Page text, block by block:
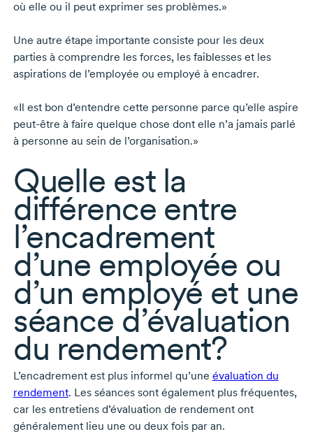
où elle ou il peut exprimer ses problèmes.»
Une autre étape importante consiste pour les deux
parties à comprendre les forces, les faiblesses et les
aspirations de l’employée ou employé à encadrer.
«Il est bon d’entendre cette personne parce qu’elle aspire
peut-être à faire quelque chose dont elle n’a jamais parlé
à personne au sein de l’organisation.»
Quelle est la
différence entre
l’encadrement
d’une employée ou
d’un employé et une
séance d’évaluation
du rendement?
L’encadrement est plus informel qu’une évaluation du
rendement. Les séances sont également plus fréquentes,
car les entretiens d’évaluation de rendement ont
généralement lieu une ou deux fois par an.